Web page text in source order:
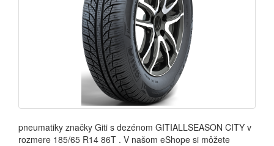
pneumatiky značky Giti s dezénom GITIALLSEASON CITY v
rozmere 185/65 R14 86T . V našom eShope si môžete